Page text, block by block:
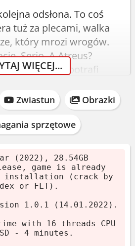
odsłona. To coś
tuż za plecami, walka
który mrozi wrogów.
Serio. A Atreus?
ale potrafi
- Wersja
2022, które ma już
28.54 GB. Po
wgrany (Codex lub
lub WinRAR).
WIĘCEJ...
Zwiastun Obrazki
sprzętowe
(2022), 28.54GB
game is already
installation (crack by
or FLT).
1.0.1 (14.01.2022).
with 16 threads CPU
- 4 minutes.